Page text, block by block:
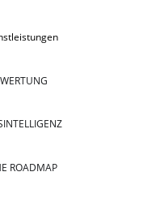
ROADMAP